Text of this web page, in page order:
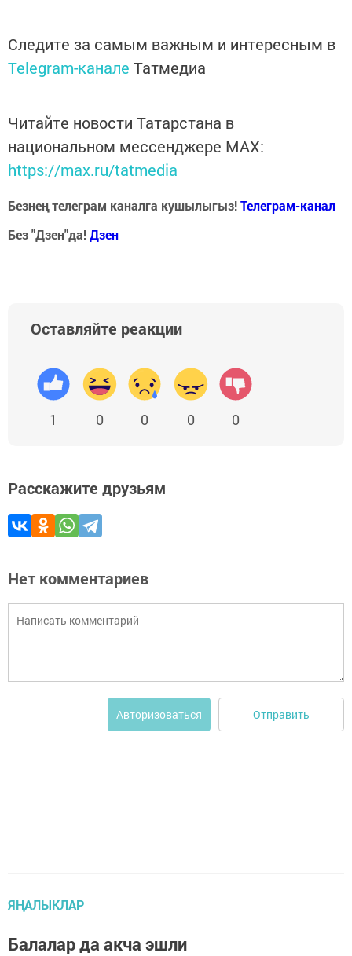
Следите за самым важным и интересным в
Telegram-канале Татмедиа
Читайте новости Татарстана в
национальном мессенджере MАХ:
https://max.ru/tatmedia
Безнең телеграм каналга кушылыгыз!Телеграм-канал
Без "Дзен"да!Дзен
Оставляйте реакции
1 0 0 0 0
Расскажите друзьям
Нет комментариев
Авторизоваться Отправить
ЯҢАЛЫКЛАР
Балалар да акча эшли